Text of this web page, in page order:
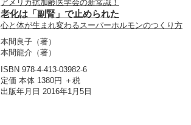
アメリカ抗加齢医学会の新常識！
老化は「副腎」で止められた
心と体が生まれ変わるスーパーホルモンのつくり方
本間良子 （著）
本間龍介 （著）
ISBN 978-4-413-03982-6
定価 本体 1380円 ＋税
出版年月日 2016年1月5日